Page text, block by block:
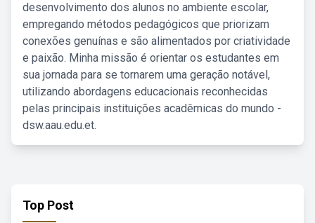
desenvolvimento dos alunos no ambiente escolar,
empregando métodos pedagógicos que priorizam
conexões genuínas e são alimentados por criatividade
e paixão. Minha missão é orientar os estudantes em
sua jornada para se tornarem uma geração notável,
utilizando abordagens educacionais reconhecidas
pelas principais instituições acadêmicas do mundo -
dsw.aau.edu.et.
Top Post